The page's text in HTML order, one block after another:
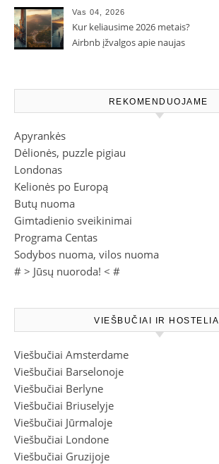
Vas 04, 2026
Kur keliausime 2026 metais?
Airbnb įžvalgos apie naujas
REKOMENDUOJAME
Apyrankės
Dėlionės, puzzle pigiau
Londonas
Kelionės po Europą
Butų nuoma
Gimtadienio sveikinimai
Programa Centas
Sodybos nuoma, vilos nuoma
# > Jūsų nuoroda! < #
VIEŠBUČIAI IR HOSTELIAI
Viešbučiai Amsterdame
Viešbučiai Barselonoje
Viešbučiai Berlyne
Viešbučiai Briuselyje
Viešbučiai Jūrmaloje
Viešbučiai Londone
Viešbučiai Gruzijoje